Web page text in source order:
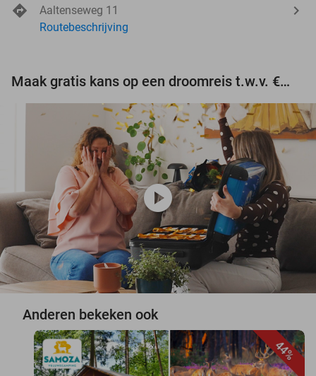
Aaltenseweg 11
Routebeschrijving
Maak gratis kans op een droomreis t.w.v. €3.000!
play_circle
Anderen bekeken ook
44%